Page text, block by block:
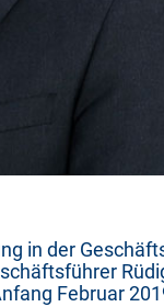
in der
Februar